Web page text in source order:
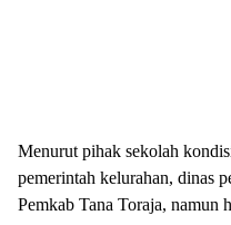
Menurut pihak sekolah
pemerintah kelurahan, dinas
Pemkab Tana Toraja, namun